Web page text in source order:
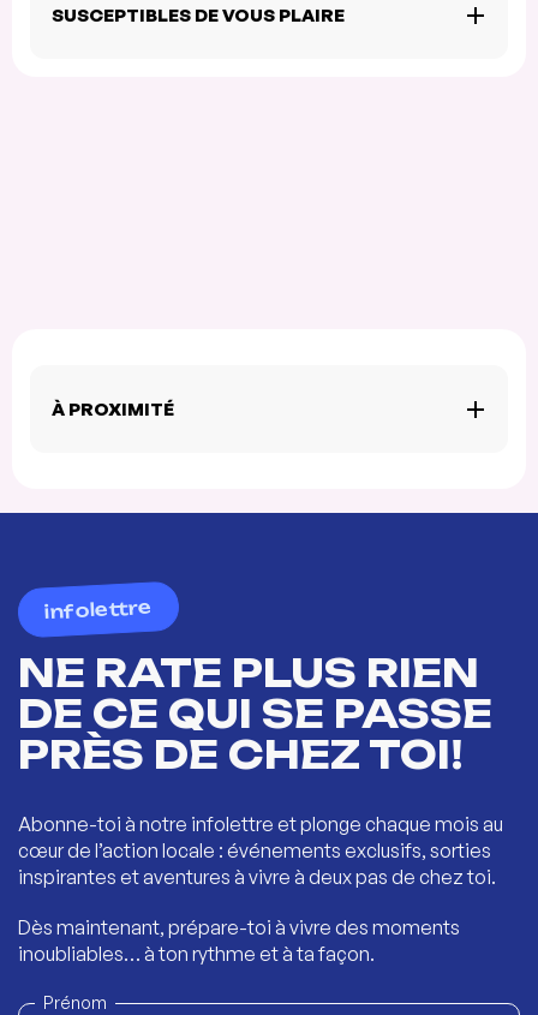
SUSCEPTIBLES DE VOUS PLAIRE
À PROXIMITÉ
infolettre
NE RATE PLUS RIEN
DE CE QUI SE PASSE
PRÈS DE CHEZ TOI!
Abonne-toi à notre infolettre et plonge chaque mois au
cœur de l’action locale : événements exclusifs, sorties
inspirantes et aventures à vivre à deux pas de chez toi.
Dès maintenant, prépare-toi à vivre des moments
inoubliables… à ton rythme et à ta façon.
Prénom